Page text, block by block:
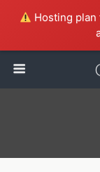
Hosting